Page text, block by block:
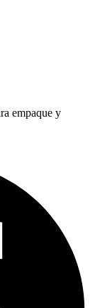
empaque y